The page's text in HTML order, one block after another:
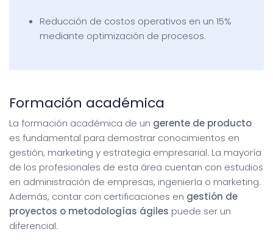
Reducción de costos operativos en un 15%
mediante optimización de procesos.
Formación académica
La formación académica de un gerente de producto
es fundamental para demostrar conocimientos en
gestión, marketing y estrategia empresarial. La mayoría
de los profesionales de esta área cuentan con estudios
en administración de empresas, ingeniería o marketing.
Además, contar con certificaciones en gestión de
proyectos o metodologías ágiles puede ser un
diferencial.